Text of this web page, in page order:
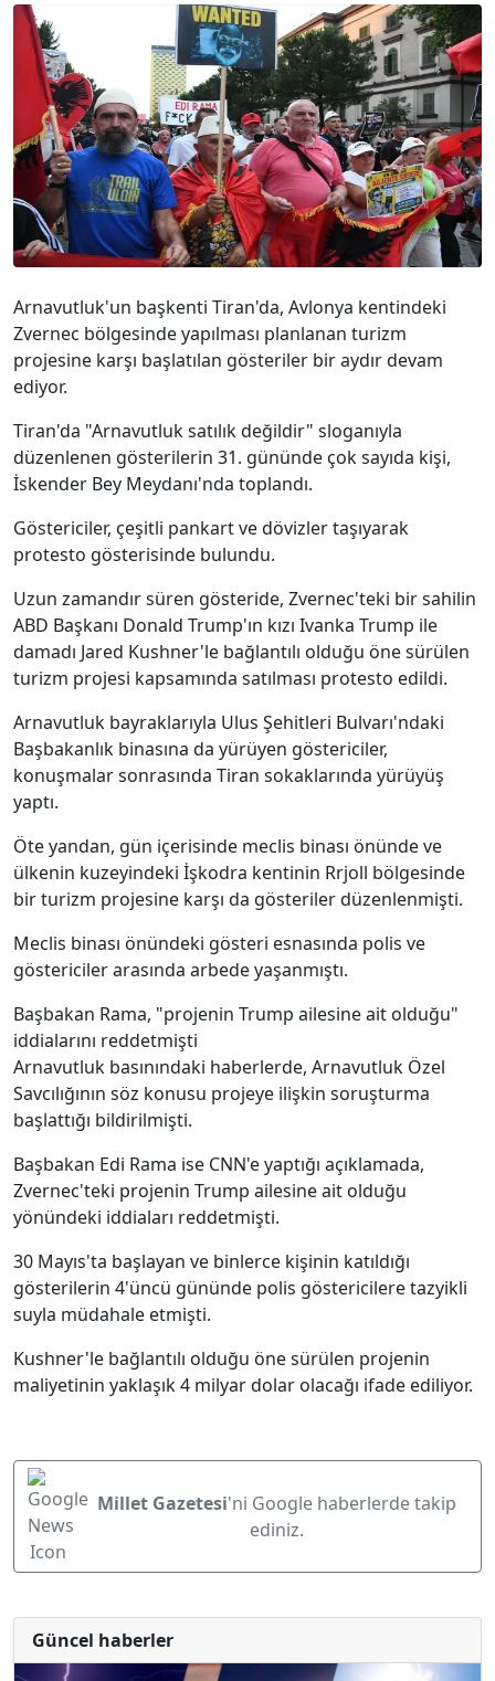
Arnavutluk'un başkenti Tiran'da, Avlonya kentindeki
Zvernec bölgesinde yapılması planlanan turizm
projesine karşı başlatılan gösteriler bir aydır devam
ediyor.
Tiran'da "Arnavutluk satılık değildir" sloganıyla
düzenlenen gösterilerin 31. gününde çok sayıda kişi,
İskender Bey Meydanı'nda toplandı.
Göstericiler, çeşitli pankart ve dövizler taşıyarak
protesto gösterisinde bulundu.
Uzun zamandır süren gösteride, Zvernec'teki bir sahilin
ABD Başkanı Donald Trump'ın kızı Ivanka Trump ile
damadı Jared Kushner'le bağlantılı olduğu öne sürülen
turizm projesi kapsamında satılması protesto edildi.
Arnavutluk bayraklarıyla Ulus Şehitleri Bulvarı'ndaki
Başbakanlık binasına da yürüyen göstericiler,
konuşmalar sonrasında Tiran sokaklarında yürüyüş
yaptı.
Öte yandan, gün içerisinde meclis binası önünde ve
ülkenin kuzeyindeki İşkodra kentinin Rrjoll bölgesinde
bir turizm projesine karşı da gösteriler düzenlenmişti.
Meclis binası önündeki gösteri esnasında polis ve
göstericiler arasında arbede yaşanmıştı.
Başbakan Rama, "projenin Trump ailesine ait olduğu"
iddialarını reddetmişti
Arnavutluk basınındaki haberlerde, Arnavutluk Özel
Savcılığının söz konusu projeye ilişkin soruşturma
başlattığı bildirilmişti.
Başbakan Edi Rama ise CNN'e yaptığı açıklamada,
Zvernec'teki projenin Trump ailesine ait olduğu
yönündeki iddiaları reddetmişti.
30 Mayıs'ta başlayan ve binlerce kişinin katıldığı
gösterilerin 4'üncü gününde polis göstericilere tazyikli
suyla müdahale etmişti.
Kushner'le bağlantılı olduğu öne sürülen projenin
maliyetinin yaklaşık 4 milyar dolar olacağı ifade ediliyor.
Millet Gazetesi'ni Google haberlerde takip
ediniz.
Güncel haberler